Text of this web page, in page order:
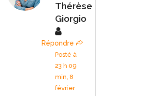
Thérèse
Giorgio
Répondre
Posté à
23 h 09
min, 8
février